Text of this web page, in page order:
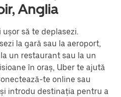
Anglia
ușor să te deplasezi.
la gară sau la aeroport,
un restaurant sau la un
în oraș, Uber te ajută
te online sau
introdu destinația pentru a